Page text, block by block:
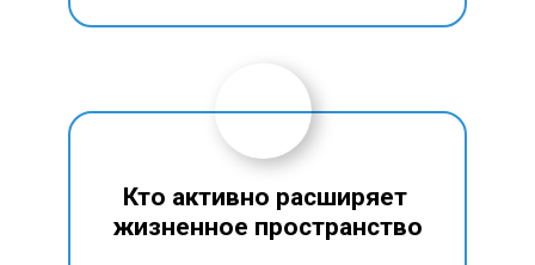
Кто активно расширяет
жизненное пространство